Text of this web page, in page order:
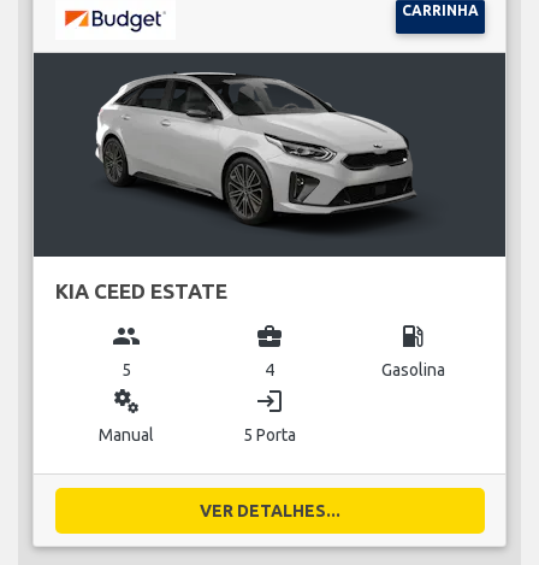
CARRINHA
KIA CEED ESTATE
group
5
business_center
4
local_gas_station
Gasolina
miscellaneous_services
Manual
login
5 Porta
VER DETALHES...